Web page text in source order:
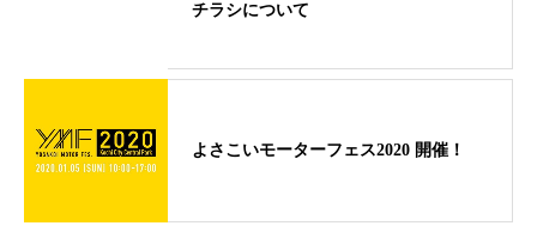
チラシについて
よさこいモーターフェス2020 開催！